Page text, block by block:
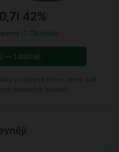
42%
(2 Obchod)
— 1 480 Kč
z cukrové třtiny, který zrál
dubových sudech.